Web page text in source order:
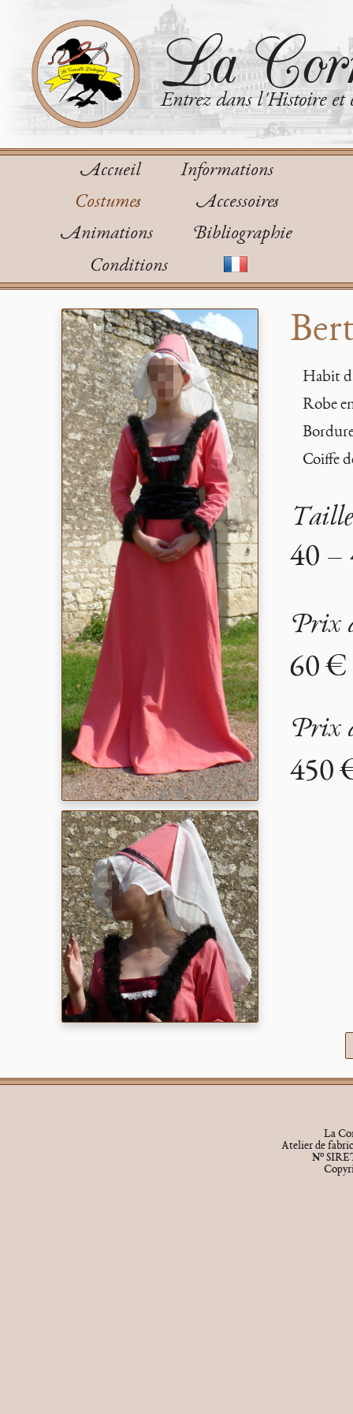
La
Entrez dans l'Histoire et
Accueil
Informations
Costumes
Accessoires
Animations
Bibliographie
Conditions
Habit
Robe
Coiffe
Taille
40 –
Prix
60 €
Prix
450
La
Atelier de
No